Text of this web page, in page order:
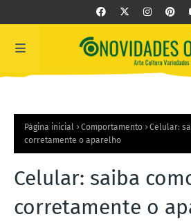
Página inicial Comportamento
Celular:
corretamente o aparelho
Celular: saiba
corretamente o